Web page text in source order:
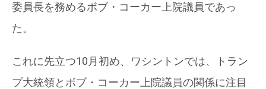
委員長を務めるボブ・コーカー上院議員であっ
た。
これに先立つ10月初め、ワシントンでは、トラン
プ大統領とボブ・コーカー上院議員の関係に注目